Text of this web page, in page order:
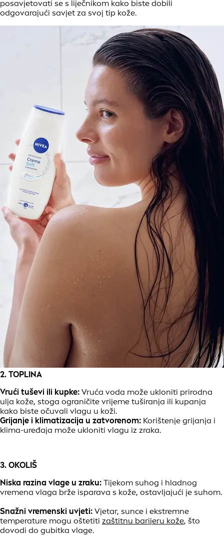
posavjetovati se s liječnikom kako biste dobili
odgovarajući savjet za svoj tip kože.
2. TOPLINA
Vrući tuševi ili kupke: Vruća voda može ukloniti prirodna
ulja kože, stoga ograničite vrijeme tuširanja ili kupanja
kako biste očuvali vlagu u koži.
Grijanje i klimatizacija u zatvorenom: Korištenje grijanja i
klima-uređaja može ukloniti vlagu iz zraka.
3. OKOLIŠ
Niska razina vlage u zraku: Tijekom suhog i hladnog
vremena vlaga brže isparava s kože, ostavljajući je suhom.
Snažni vremenski uvjeti: Vjetar, sunce i ekstremne
temperature mogu oštetiti zaštitnu barijeru kože, što
dovodi do gubitka vlage.